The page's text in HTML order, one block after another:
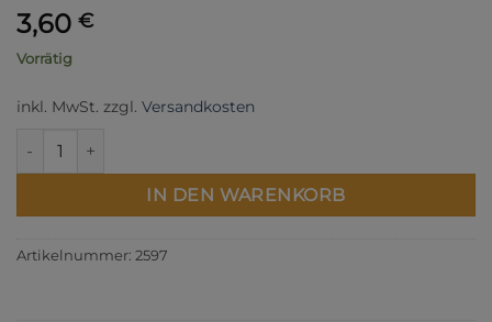
3,60 €
Vorrätig
inkl. MwSt. zzgl. Versandkosten
IN DEN WARENKORB
Artikelnummer: 2597